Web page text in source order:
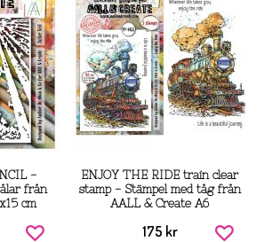
-
från
cm
ENJOY THE RIDE train clear
stamp - Stämpel med tåg från
AALL & Create A6
175 kr